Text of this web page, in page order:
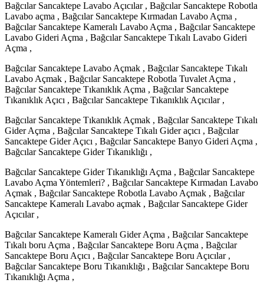
Bağcılar Sancaktepe Lavabo Açıcılar , Bağcılar Sancaktepe Robotla
Lavabo açma , Bağcılar Sancaktepe Kırmadan Lavabo Açma ,
Bağcılar Sancaktepe Kameralı Lavabo Açma , Bağcılar Sancaktepe
Lavabo Gideri Açma , Bağcılar Sancaktepe Tıkalı Lavabo Gideri
Açma ,
Bağcılar Sancaktepe Lavabo Açmak , Bağcılar Sancaktepe Tıkalı
Lavabo Açmak , Bağcılar Sancaktepe Robotla Tuvalet Açma ,
Bağcılar Sancaktepe Tıkanıklık Açma , Bağcılar Sancaktepe
Tıkanıklık Açıcı , Bağcılar Sancaktepe Tıkanıklık Açıcılar ,
Bağcılar Sancaktepe Tıkanıklık Açmak , Bağcılar Sancaktepe Tıkalı
Gider Açma , Bağcılar Sancaktepe Tıkalı Gider açıcı , Bağcılar
Sancaktepe Gider Açıcı , Bağcılar Sancaktepe Banyo Gideri Açma ,
Bağcılar Sancaktepe Gider Tıkanıklığı ,
Bağcılar Sancaktepe Gider Tıkanıklığı Açma , Bağcılar Sancaktepe
Lavabo Açma Yöntemleri? , Bağcılar Sancaktepe Kırmadan Lavabo
Açmak , Bağcılar Sancaktepe Robotla Lavabo Açmak , Bağcılar
Sancaktepe Kameralı Lavabo açmak , Bağcılar Sancaktepe Gider
Açıcılar ,
Bağcılar Sancaktepe Kameralı Gider Açma , Bağcılar Sancaktepe
Tıkalı boru Açma , Bağcılar Sancaktepe Boru Açma , Bağcılar
Sancaktepe Boru Açıcı , Bağcılar Sancaktepe Boru Açıcılar ,
Bağcılar Sancaktepe Boru Tıkanıklığı , Bağcılar Sancaktepe Boru
Tıkanıklığı Açma ,